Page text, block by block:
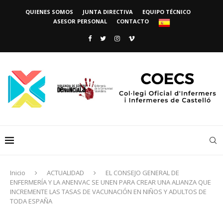
QUIENES SOMOS JUNTA DIRECTIVA
EQUIPO TÉCNICO
ASESOR PERSONAL
CONTACTO
Inicio ACTUALIDAD
EL CONSEJO GENERAL DE
ENFERMERÍA Y LA ANENVAC SE UNEN PARA CREAR UNA ALIANZA QUE
INCREMENTE LAS TASAS DE VACUNACIÓN EN NIÑOS Y ADULTOS DE
TODA ESPAÑA